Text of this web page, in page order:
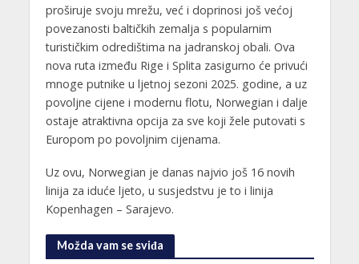
proširuje svoju mrežu, već i doprinosi još većoj
povezanosti baltičkih zemalja s popularnim
turističkim odredištima na jadranskoj obali. Ova
nova ruta između Rige i Splita zasigurno će privući
mnoge putnike u ljetnoj sezoni 2025. godine, a uz
povoljne cijene i modernu flotu, Norwegian i dalje
ostaje atraktivna opcija za sve koji žele putovati s
Europom po povoljnim cijenama.
Uz ovu, Norwegian je danas najvio još 16 novih
linija za iduće ljeto, u susjedstvu je to i linija
Kopenhagen – Sarajevo.
Možda vam se sviđa